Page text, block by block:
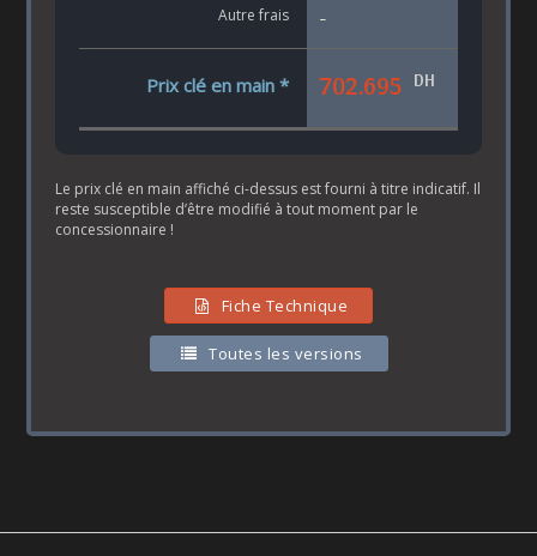
Autre frais -
Prix clé en main * 702.695 DH
Le prix clé en main affiché ci-dessus est fourni à titre indicatif. Il
reste susceptible d’être modifié à tout moment par le
concessionnaire !
Fiche Technique
Toutes les versions